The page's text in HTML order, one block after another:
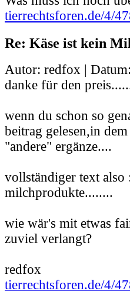
tierrechtsforen.de/4/
Re: Käse ist kein
Autor: redfox | Datum:
danke für den
wenn du schon so
beitrag gelesen,in
"andere" ergänze....
vollständiger text also
milchprodukte........
wie wär's mit etwas
zuviel verlangt?
redfox
tierrechtsforen.de/4/